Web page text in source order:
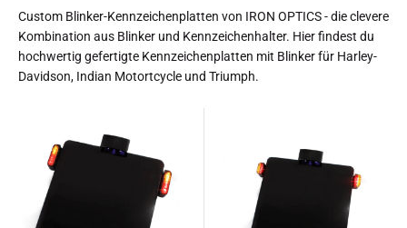
Custom Blinker-Kennzeichenplatten von IRON OPTICS - die clevere
Kombination aus Blinker und Kennzeichenhalter. Hier findest du
hochwertig gefertigte Kennzeichenplatten mit Blinker für Harley-
Davidson, Indian Motortcycle und Triumph.